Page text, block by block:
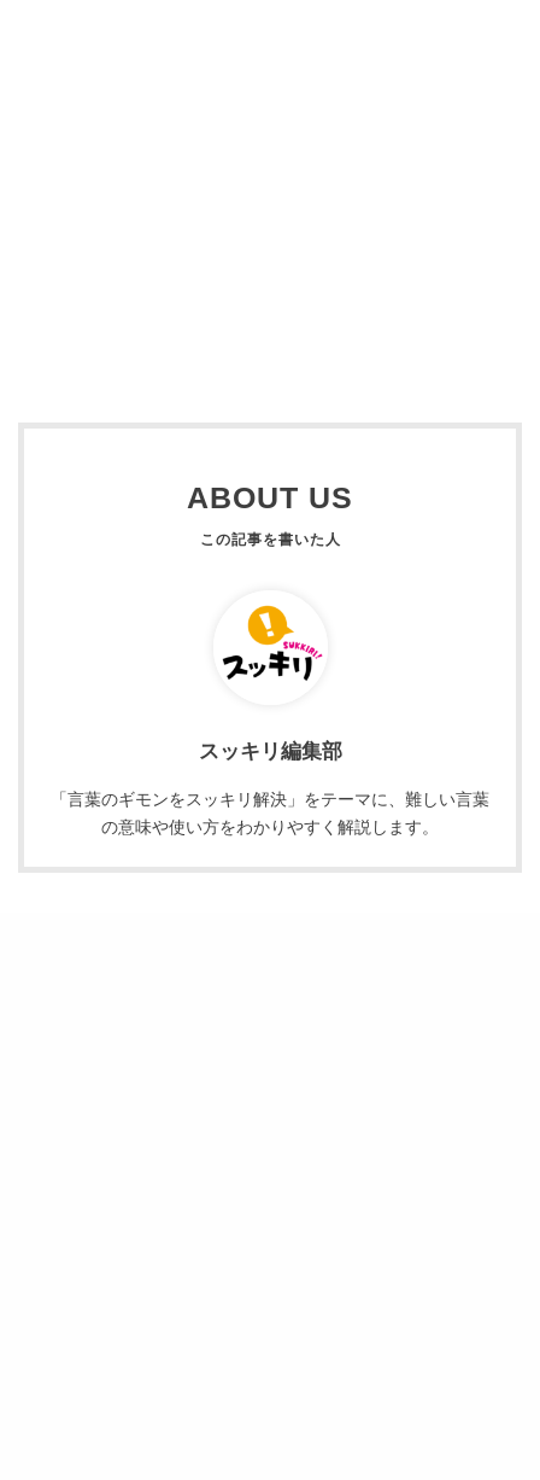
ABOUT US
スッキリ編集部
「言葉のギモンをスッキリ解決」をテーマに、難しい言葉
の意味や使い方をわかりやすく解説します。